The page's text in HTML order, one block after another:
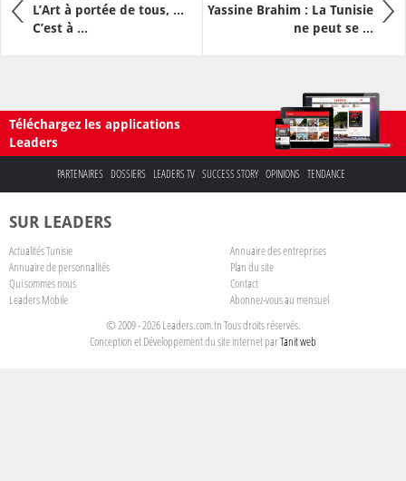
L’Art à portée de tous, …
C’est à ...
Yassine Brahim : La Tunisie
ne peut se ...
Téléchargez les applications
Leaders
PARTENAIRES DOSSIERS LEADERS TV SUCCESS STORY OPINIONS TENDANCE
SUR LEADERS
Actualités Tunisie
Annuaire des entreprises
Annuaire de personnalités
Plan du site
Qui sommes nous
Contact
Leaders Mobile
Abonnez-vous au mensuel
© 2009 - 2026 Leaders.com.tn Tous droits réservés.
Conception et Développement du site internet parTanit web